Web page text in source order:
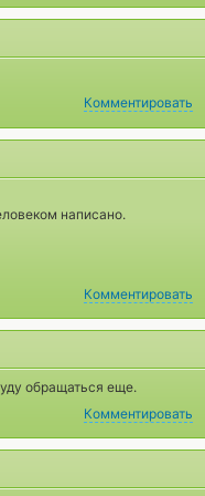
Комментировать
написано.
Комментировать
обращаться еще.
Комментировать